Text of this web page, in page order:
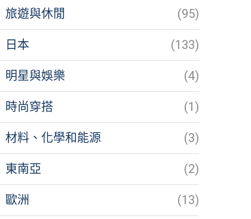
旅遊與休閒 (95)
日本 (133)
明星與娛樂 (4)
時尚穿搭 (1)
材料、化學和能源 (3)
東南亞 (2)
歐洲 (13)